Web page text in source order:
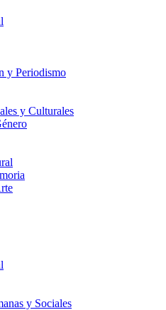
y Periodismo
y Culturales
y Sociales